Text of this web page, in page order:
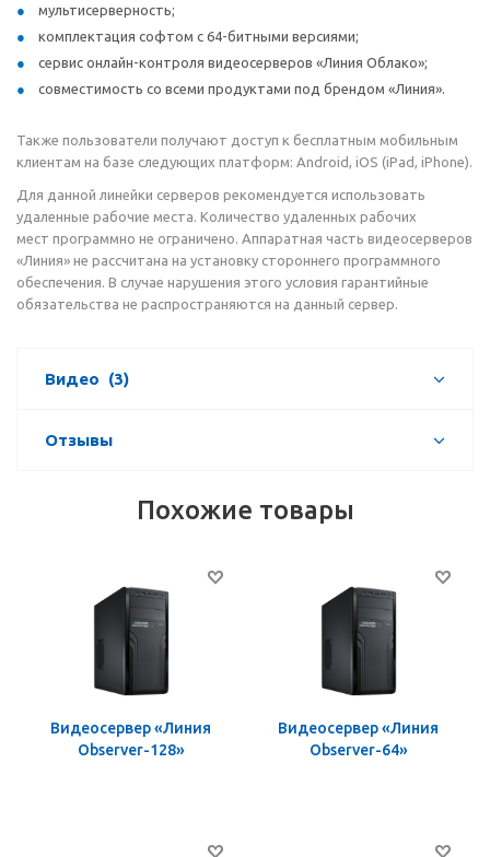
мультисерверность;
комплектация софтом с 64-битными версиями;
сервис онлайн-контроля видеосерверов «Линия Облако»;
совместимость со всеми продуктами под брендом «Линия».
Также пользователи получают доступ к бесплатным мобильным
клиентам на базе следующих платформ: Android, iOS (iPad, iPhone).
Для данной линейки серверов рекомендуется использовать
удаленные рабочие места. Количество удаленных рабочих
мест программно не ограничено. Аппаратная часть видеосерверов
«Линия» не рассчитана на установку стороннего программного
обеспечения. В случае нарушения этого условия гарантийные
обязательства не распространяются на данный сервер.
Видео (3)
Отзывы
Похожие товары
Видеосервер «Линия
Observer-128»
Видеосервер «Линия
Observer-64»